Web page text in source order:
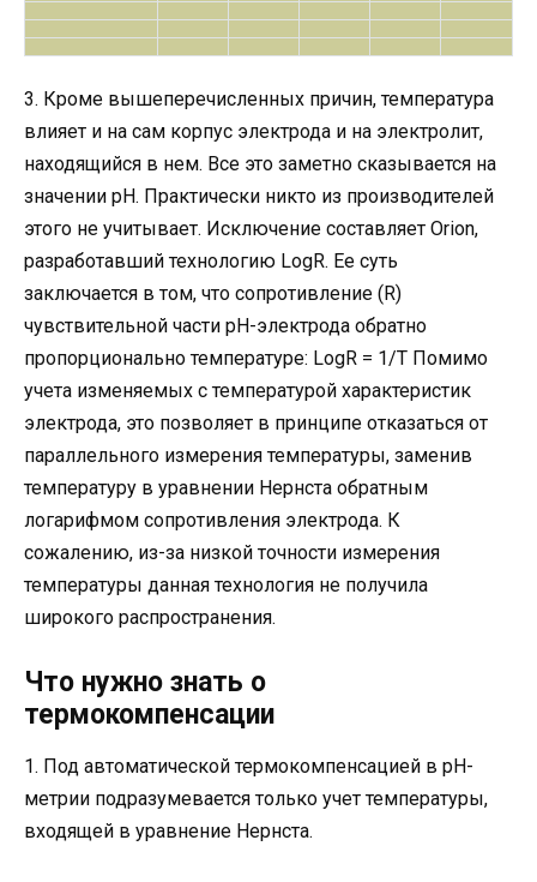
3. Кроме вышеперечисленных причин, температура
влияет и на сам корпус электрода и на электролит,
находящийся в нем. Все это заметно сказывается на
значении рН. Практически никто из производителей
этого не учитывает. Исключение составляет Orion,
разработавший технологию LogR. Ее суть
заключается в том, что сопротивление (R)
чувствительной части рН-электрода обратно
пропорционально температуре: LogR = 1/T Помимо
учета изменяемых с температурой характеристик
электрода, это позволяет в принципе отказаться от
параллельного измерения температуры, заменив
температуру в уравнении Нернста обратным
логарифмом сопротивления электрода. К
сожалению, из-за низкой точности измерения
температуры данная технология не получила
широкого распространения.
Что нужно знать о
термокомпенсации
1. Под автоматической термокомпенсацией в рН-
метрии подразумевается только учет температуры,
входящей в уравнение Нернста.